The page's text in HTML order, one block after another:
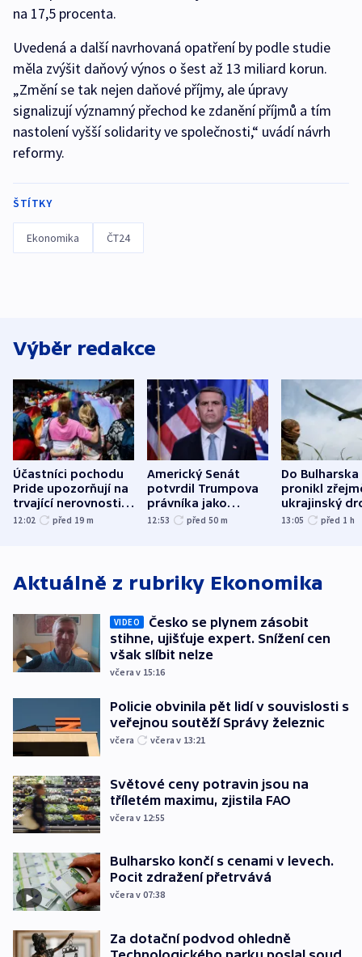
na 17,5 procenta.
Uvedená a další navrhovaná opatření by podle studie
měla zvýšit daňový výnos o šest až 13 miliard korun.
„Změní se tak nejen daňové příjmy, ale úpravy
signalizují významný přechod ke zdanění příjmů a tím
nastolení vyšší solidarity ve společnosti,“ uvádí návrh
reformy.
ŠTÍTKY
Ekonomika ČT24
Výběr redakce
Účastníci pochodu
Pride upozorňují na
trvající nerovnosti i
společenskou
12:02 před 19 m
Americký Senát
potvrdil Trumpova
právníka jako
ministra
12:53 před 50 m
Do Bulharska
pronikl
ukrajinský
explodoval
13:05 před 1 h
Aktuálně z rubriky Ekonomika
VIDEO
Česko se plynem zásobit
stihne, ujišťuje expert. Snížení cen
však slíbit nelze
včera v 15:16
Policie obvinila pět lidí v souvislosti s
veřejnou soutěží Správy železnic
včera včera v 13:21
Světové ceny potravin jsou na
tříletém maximu, zjistila FAO
včera v 12:55
Bulharsko končí s cenami v levech.
Pocit zdražení přetrvává
včera v 07:38
Za dotační podvod ohledně